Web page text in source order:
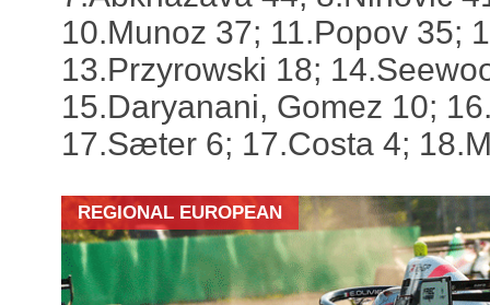
10.Munoz 37; 11.Popov 35;
13.Przyrowski 18;
15.Daryanani, Gomez 10;
17.Sæter 6; 17.Costa 4;
REGIONAL EUROPEAN